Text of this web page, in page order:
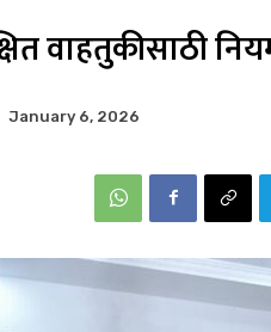
वाहतुकीसाठी
January 6, 2026